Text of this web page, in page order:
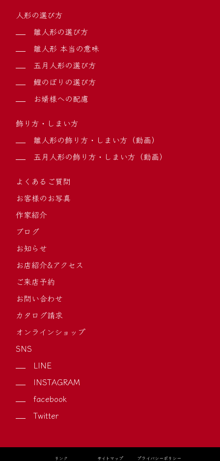
人形の選び方
雛人形の選び方
雛人形 本当の意味
五月人形の選び方
鯉のぼりの選び方
お婿様への配慮
飾り方・しまい方
雛人形の飾り方・しまい方（動画）
五月人形の飾り方・しまい方（動画）
よくあるご質問
お客様のお写真
作家紹介
ブログ
お知らせ
お店紹介&アクセス
ご来店予約
お問い合わせ
カタログ請求
オンラインショップ
SNS
LINE
INSTAGRAM
facebook
Twitter
リンク サイトマップ プライバシーポリシー